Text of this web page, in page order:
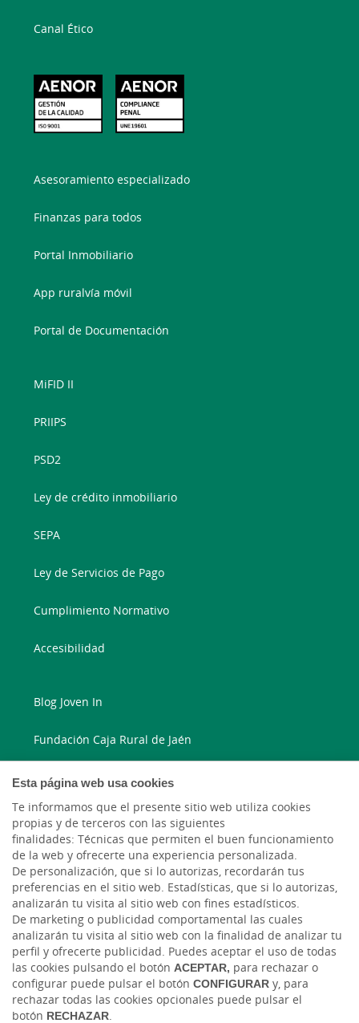
Esta página web usa cookies
Te informamos que el presente sitio web utiliza cookies
propias y de terceros con las siguientes
finalidades: Técnicas que permiten el buen funcionamiento
de la web y ofrecerte una experiencia personalizada.
De personalización, que si lo autorizas, recordarán tus
preferencias en el sitio web. Estadísticas, que si lo autorizas,
analizarán tu visita al sitio web con fines estadísticos.
De marketing o publicidad comportamental las cuales
analizarán tu visita al sitio web con la finalidad de analizar tu
perfil y ofrecerte publicidad. Puedes aceptar el uso de todas
las cookies pulsando el botón ACEPTAR, para rechazar o
configurar puede pulsar el botón CONFIGURAR y, para
rechazar todas las cookies opcionales puede pulsar el
botón RECHAZAR.
Canal Ético
Asesoramiento especializado
Finanzas para todos
Portal Inmobiliario
App ruralvía móvil
Portal de Documentación
MiFID II
PRIIPS
PSD2
Ley de crédito inmobiliario
SEPA
Ley de Servicios de Pago
Cumplimiento Normativo
Accesibilidad
Blog Joven In
Fundación Caja Rural de Jaén
Blog Ruralvía
LinkedIn
Instagram
Facebook
Blog Caja Rural Jaén